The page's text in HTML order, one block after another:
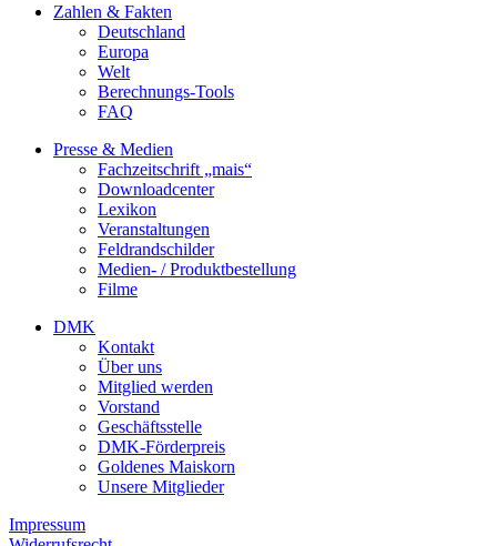
Zahlen & Fakten
Deutschland
Europa
Welt
Berechnungs-Tools
FAQ
Presse & Medien
Fachzeitschrift „mais“
Downloadcenter
Lexikon
Veranstaltungen
Feldrandschilder
Medien- / Produktbestellung
Filme
DMK
Kontakt
Über uns
Mitglied werden
Vorstand
Geschäftsstelle
DMK-Förderpreis
Goldenes Maiskorn
Unsere Mitglieder
Impressum